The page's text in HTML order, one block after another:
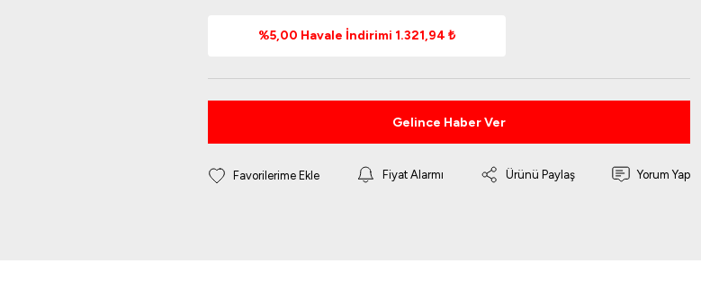
%5,00 Havale İndirimi 1.321,94 ₺
Gelince Haber Ver
Fiyat Alarmı Ürünü Paylaş Yorum Yap